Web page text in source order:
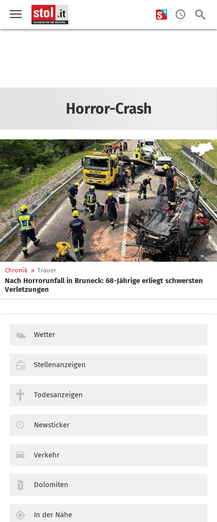
Horror-Crash
Chronik » Trauer
Nach Horrorunfall in Bruneck: 68-Jährige erliegt schwersten
Verletzungen
Wetter
Stellenanzeigen
Todesanzeigen
Newsticker
Verkehr
Dolomiten
In der Nähe